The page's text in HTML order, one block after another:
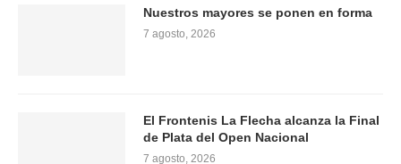
Nuestros mayores se ponen en forma
7 agosto, 2026
El Frontenis La Flecha alcanza la Final
de Plata del Open Nacional
7 agosto, 2026